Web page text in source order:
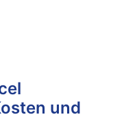
und